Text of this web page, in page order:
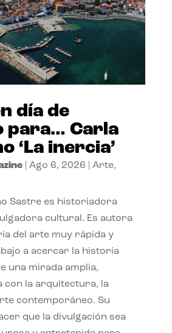
día de
para… Carla
‘La inercia’
| Ago 6, 2026 Arte,
Sastre es historiadora
cultural. Es autora
del arte muy rápida y
a acercar la historia
una mirada amplia,
con la arquitectura, la
contemporáneo. Su
que la divulgación sea